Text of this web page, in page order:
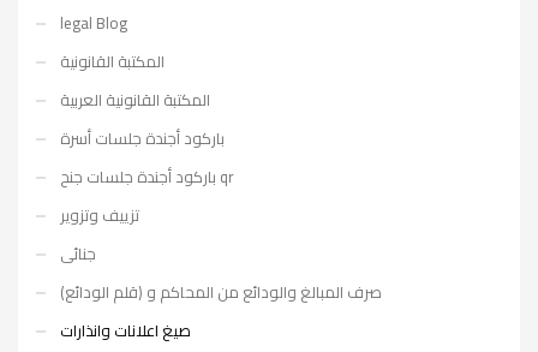
legal Blog
المكتبة القانونية
المكتبة القانونية العربية
باركود أجندة جلسات أسرة
باركود أجندة جلسات جنح qr
تزييف وتزوير
جنائى
صرف المبالغ والودائع من المحاكم و (قلم الودائع)
صيغ اعلانات وانذارات